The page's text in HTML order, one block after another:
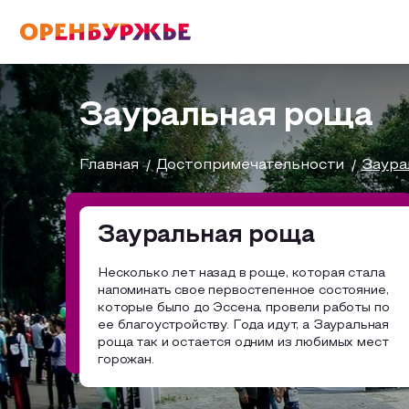
О РЕГИОНЕ
О регионе
Фотобанк
Бузулук и Бузулукский район
Соль-Илецкий район
Саракташский район
МОЙ МАРШРУТ
Маршруты от туроператоров
Промышленный туризм
Пешеходный туризм
ГДЕ ПОЕСТЬ
ГДЕ ОСТАНОВИТЬСЯ
English(EN)
Русский(RU)Зауральная роща
Главная Достопримечательности
Зауральная роща
Несколько лет назад в роще, которая стала
напоминать свое первостепенное состояние,
которые было до Эссена, провели работы по
ее благоустройству. Года идут, а Зауральная
роща так и остается одним из любимых мест
горожан.